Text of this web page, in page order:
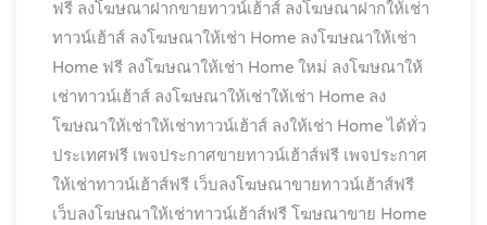
ฟรี ลงโฆษณาฝากขายทาวน์เฮ้าส์ ลงโฆษณาฝากให้เช่า
ทาวน์เฮ้าส์ ลงโฆษณาให้เช่า Home ลงโฆษณาให้เช่า
Home ฟรี ลงโฆษณาให้เช่า Home ใหม่ ลงโฆษณาให้
เช่าทาวน์เฮ้าส์ ลงโฆษณาให้เช่าให้เช่า Home ลง
โฆษณาให้เช่าให้เช่าทาวน์เฮ้าส์ ลงให้เช่า Home ได้ทั่ว
ประเทศฟรี เพจประกาศขายทาวน์เฮ้าส์ฟรี เพจประกาศ
ให้เช่าทาวน์เฮ้าส์ฟรี เว็บลงโฆษณาขายทาวน์เฮ้าส์ฟรี
เว็บลงโฆษณาให้เช่าทาวน์เฮ้าส์ฟรี โฆษณาขาย Home